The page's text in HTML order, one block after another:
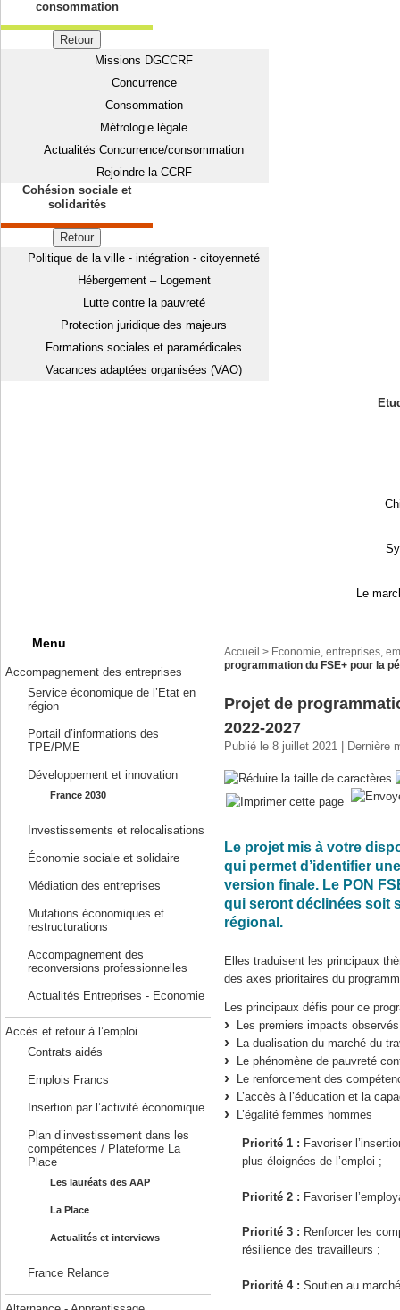
consommation
Retour
Missions DGCCRF
Concurrence
Consommation
Métrologie légale
Actualités Concurrence/consommation
Rejoindre la CCRF
Cohésion sociale et
solidarités
Retour
Politique de la ville - intégration - citoyenneté
Hébergement – Logement
Lutte contre la pauvreté
Protection juridique des majeurs
Formations sociales et paramédicales
Vacances adaptées organisées (VAO)
Le
Menu
Accompagnement des entreprises
Service économique de l’Etat en
région
Portail d’informations des
TPE/PME
Développement et innovation
France 2030
Investissements et relocalisations
Économie sociale et solidaire
Médiation des entreprises
Mutations économiques et
restructurations
Accompagnement des
reconversions professionnelles
Actualités Entreprises - Economie
Accès et retour à l’emploi
Contrats aidés
Emplois Francs
Insertion par l’activité économique
Plan d’investissement dans les
compétences / Plateforme La
Place
Les lauréats des AAP
La Place
Actualités et interviews
France Relance
Accueil > Economie, entreprises,
programmation du FSE+ pour la
Projet de
2022-2027
Publié le 8 juillet 2021 | Dernière
Le projet mis à votre
qui permet d’identifier
version finale. Le PON
qui seront déclinées soit
régional.
Elles traduisent les principaux
des axes prioritaires du
Les principaux défis pour ce
Les premiers impacts
La dualisation du marché du
Le phénomène de pauvreté
Le renforcement des
L’accès à l’éducation et la
L’égalité femmes hommes
Priorité 1 : Favoriser
plus éloignées de l’emploi ;
Priorité 2 : Favoriser
Priorité 3 : Renforcer les
résilience des travailleurs ;
Priorité 4 : Soutien au